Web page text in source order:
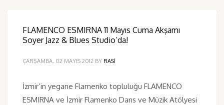
FLAMENCO ESMIRNA 11 Mayıs Cuma Akşamı
Soyer Jazz & Blues Studio’da!
ÇARŞAMBA, 02 MAYIS 2012 BY RASI
İzmir’in yegane Flamenko topluluğu FLAMENCO
ESMIRNA ve İzmir Flamenko Dans ve Müzik Atölyesi